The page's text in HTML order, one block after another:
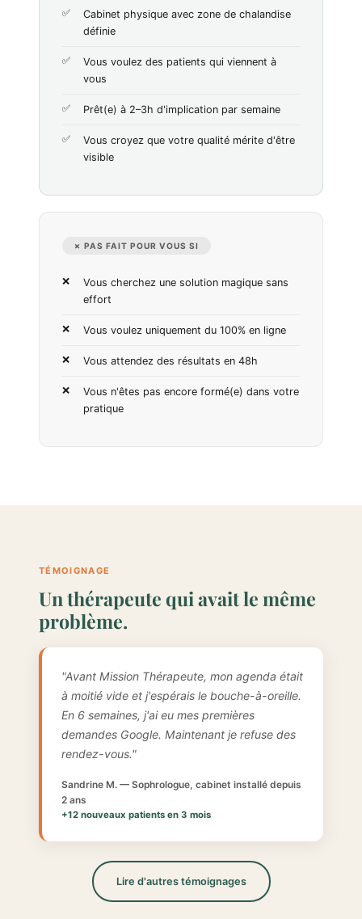
Cabinet physique avec zone de chalandise
définie
Vous voulez des patients qui viennent à
vous
Prêt(e) à 2–3h d'implication par semaine
Vous croyez que votre qualité mérite d'être
visible
✗ PAS FAIT POUR VOUS SI
Vous cherchez une solution magique sans
effort
Vous voulez uniquement du 100% en ligne
Vous attendez des résultats en 48h
Vous n'êtes pas encore formé(e) dans votre
pratique
TÉMOIGNAGE
Un thérapeute qui avait le même
problème.
"Avant Mission Thérapeute, mon agenda était
à moitié vide et j'espérais le bouche-à-oreille.
En 6 semaines, j'ai eu mes premières
demandes Google. Maintenant je refuse des
rendez-vous."
Sandrine M. — Sophrologue, cabinet installé depuis
2 ans
+12 nouveaux patients en 3 mois
Lire d'autres témoignages